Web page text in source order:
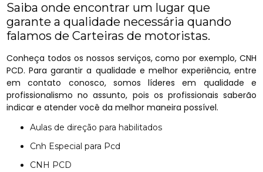
Saiba onde encontrar um lugar que
garante a qualidade necessária quando
falamos de Carteiras de motoristas.
Conheça todos os nossos serviços, como por exemplo, CNH
PCD. Para garantir a qualidade e melhor experiência, entre
em contato conosco, somos líderes em qualidade e
profissionalismo no assunto, pois os profissionais saberão
indicar e atender você da melhor maneira possível.
Aulas de direção para habilitados
Cnh Especial para Pcd
CNH PCD